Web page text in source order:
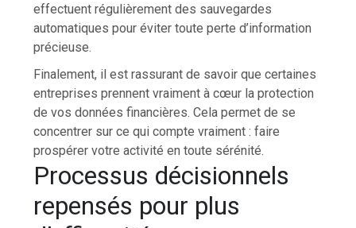
effectuent régulièrement des sauvegardes
automatiques pour éviter toute perte d’information
précieuse.
Finalement, il est rassurant de savoir que certaines
entreprises prennent vraiment à cœur la protection
de vos données financières. Cela permet de se
concentrer sur ce qui compte vraiment : faire
prospérer votre activité en toute sérénité.
Processus décisionnels
repensés pour plus